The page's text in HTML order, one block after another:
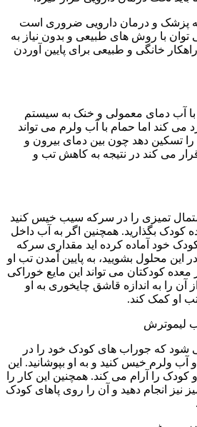
به پزشک و درمان دارویی ضروری است
توان با روش های طبیعی و بدون نیاز به
راهکار خانگی و طبیعی برای پایین آوردن
آب دمای معمولی و خنک به سیستم
می کند اما حمام با آب ولرم می تواند
را تسکین دهد چون بین دمای بیرون و
می کند در نتیجه به کاهش تب و
تمیزی را در سرکه سیب خیس کنید
کودک بگذارید. همچنین اگر به آب داخل
خود آماده کرده اید مقداری سرکه
این محلول بشویید، به پایین آمدن تب او
کودکتان می تواند این مایع خوراکی
آن را به اندازه قاشق چایخوری به او
تب او کمک کند.
شود که جوراب های کودک خود را در
ولرم خیس کنید و به او بپوشانید. این
را آرام می کند. همچنین این کار را
نیز انجام دهید و آن را روی پاهای کودک